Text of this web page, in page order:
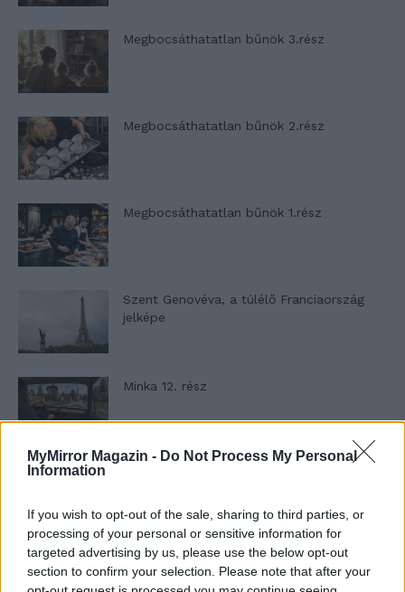
MyMirror Magazin - Do Not Process My Personal
Information
If you wish to opt-out of the sale, sharing to third parties, or
processing of your personal or sensitive information for
targeted advertising by us, please use the below opt-out
section to confirm your selection. Please note that after your
Megbocsáthatatlan bűnök 3.rész
Megbocsáthatatlan bűnök 2.rész
Megbocsáthatatlan bűnök 1.rész
Szent Genovéva, a túlélő Franciaország
jelképe
Minka 12. rész
T. szereti a fiatal lányokat 14. rész